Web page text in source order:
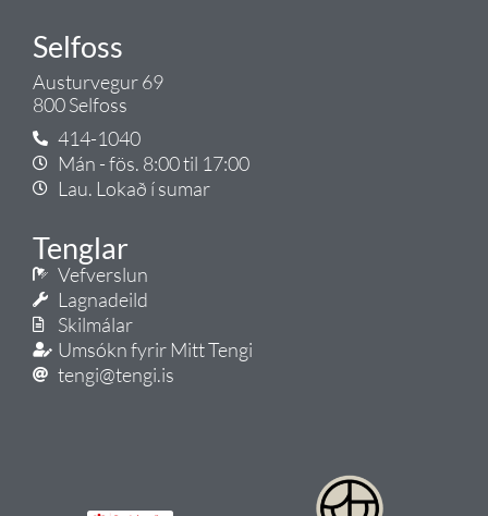
Selfoss
Austurvegur 69
800 Selfoss
414-1040
Mán - fös. 8:00 til 17:00
Lau. Lokað í sumar
Tenglar
Vefverslun
Lagnadeild
Skilmálar
Umsókn fyrir Mitt Tengi
tengi@tengi.is